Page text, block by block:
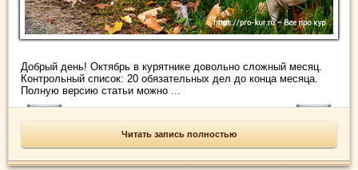
Добрый день! Октябрь в курятнике довольно сложный месяц.
Контрольный список: 20 обязательных дел до конца месяца.
Полную версию статьи можно ...
Читать запись полностью